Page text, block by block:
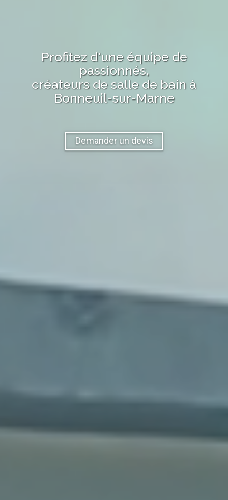
Profitez d'une équipe de
passionnés,
créateurs de salle de bain à
Bonneuil-sur-Marne
Demander un devis